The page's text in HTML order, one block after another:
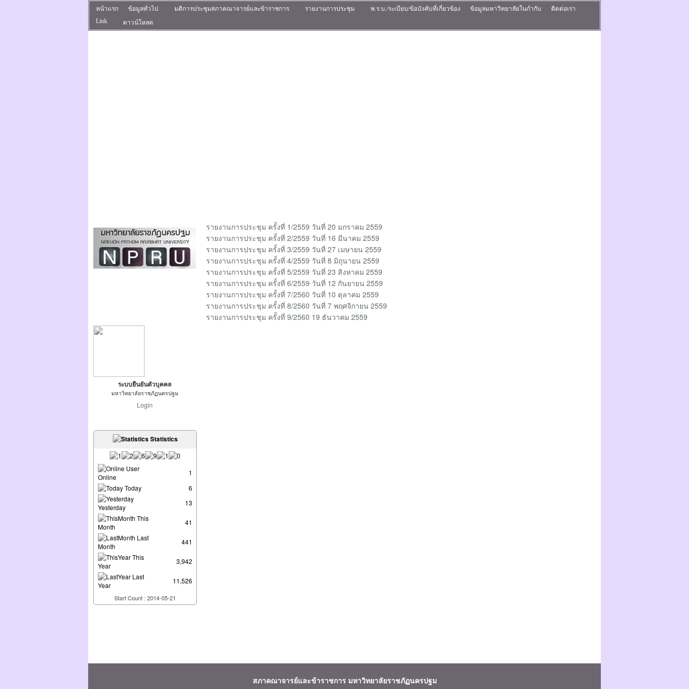
หน้าแรก ข้อมูลทั่วไป มติการประชุมสภาคณาจารย์และข้าราชการ รายงานการประชุม พ.ร.บ./ระเบียบ/ข้อบังคับที่เกี่ยวข้อง ข้อมูลมหาวิทยาลัยในกำกับ
ติดต่อเรา
Link
ดาวน์โหลด
ระบบยืนยันตัวบุคคล
มหาวิทยาลัยราชภัฏนครปฐม
Login
Statistics
User
Online
1
Today
6
Yesterday
13
This
Month
41
Last
Month
441
This
Year
3,942
Last
Year
11,526
Start Count : 2014-05-21
รายงานการประชุม ครั้งที่ 1/2559 วันที่ 20 มกราคม 2559
รายงานการประชุม ครั้งที่ 2/2559 วันที่ 16 มีนาคม 2559
รายงานการประชุม ครั้งที่ 3/2559 วันที่ 27 เมษายน 2559
รายงานการประชุม ครั้งที่ 4/2559 วันที่ 8 มิถุนายน 2559
รายงานการประชุม ครั้งที่ 5/2559 วันที่ 23 สิงหาคม 2559
รายงานการประชุม ครั้งที่ 6/2559 วันที่ 12 กันยายน 2559
รายงานการประชุม ครั้งที่ 7/2560 วันที่ 10 ตุลาคม 2559
รายงานการประชุม ครั้งที่ 8/2560 วันที่ 7 พฤศจิกายน 2559
รายงานการประชุม ครั้งที่ 9/2560 19 ธันวาคม 2559
สภาคณาจารย์และข้าราชการ มหาวิทยาลัยราชภัฏนครปฐม